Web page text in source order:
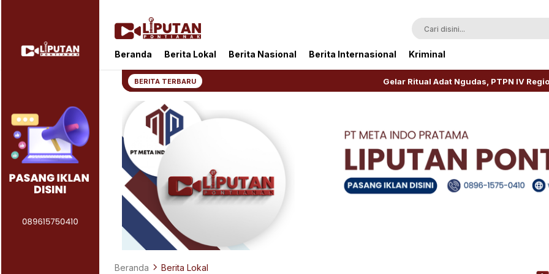
Liputan Pontianak
Berita Terkini dan TerUpdate
Beranda Berita Lokal Berita Nasional Berita Internasional Kriminal
BERITA TERBARU Gelar Ritual Adat Ngudas, PTPN IV Regional V Awali
Beranda Berita Lokal